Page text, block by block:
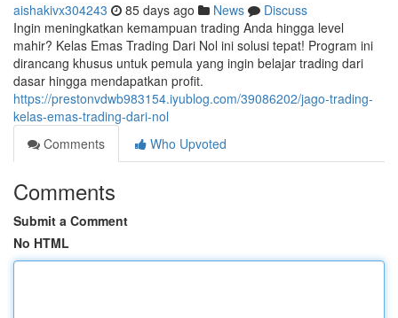
aishakivx304243 85 days ago News
Discuss
Ingin meningkatkan kemampuan trading Anda hingga level
mahir? Kelas Emas Trading Dari Nol ini solusi tepat! Program ini
dirancang khusus untuk pemula yang ingin belajar trading dari
dasar hingga mendapatkan profit.
https://prestonvdwb983154.iyublog.com/39086202/jago-trading-
kelas-emas-trading-dari-nol
Comments
Who Upvoted
Comments
Submit a Comment
No HTML